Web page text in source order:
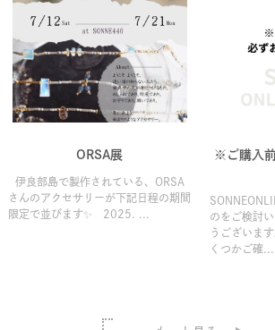
ORSA展
伊良部島で製作されている、ORSA
さんのアクセサリーが下記日程の期間
限定で並びます✨ 2025. ...
※ご購入
のをご検討
うございま
くつかご確...